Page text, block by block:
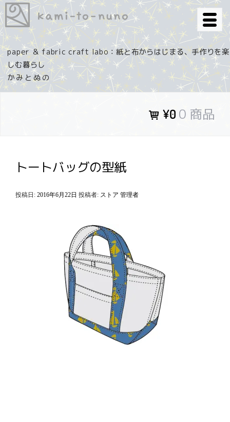
コ
ン
テ
ン
ツ
へ
ス
paper ＆ fabric craft labo：紙と布からはじまる、手作りを楽
しむ暮らし
¥0 0 商品
トートバッグの型紙
投稿日: 2016年6月22日 投稿者: ストア 管理者